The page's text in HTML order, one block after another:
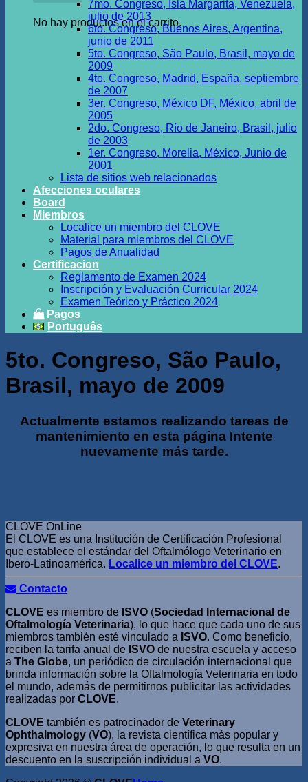
No hay productos en el carrito.
7mo. Congreso, Isla Margarita, Venezuela,
julio de 2013
6to. Congreso, Buenos Aires, Argentina,
junio de 2011
5to. Congreso, São Paulo, Brasil, mayo de
2009
4to. Congreso, Madrid, España, septiembre
de 2007
3er. Congreso, México DF, México, abril de
2005
2do. Congreso, Río de Janeiro, Brasil, julio
de 2003
1er. Congreso, Morelia, México, Junio de
2001
Lista de sitios web relacionados
Afecciones oculares
Board
Miembros
Localice un miembro del CLOVE
Material para miembros del CLOVE
Pagos de Anualidad
Certificacion
Reglamento de Examen 2024
Inscripción y Evaluación Curricular 2024
Examen Teórico y Práctico 2024
Pagos
Português
5to. Congreso, São Paulo,
Brasil, mayo de 2009
Actualmente estamos realizando tareas de
mantenimiento en esta página Intente
nuevamente más tarde.
CLOVE OnLine
El CLOVE es una Institución de Certificación Profesional
que establece el estándar del Oftalmólogo Veterinario en
Ibero-Latinoamérica. Localice un miembro del CLOVE.
Contacto
CLOVE es miembro de ISVO (Sociedad Internacional de
Oftalmología Veterinaria), lo que hace que cada uno de sus
miembros también esté vinculado a ISVO. Como beneficio,
reciben la tarifa anual de ISVO de nuestra escuela y acceso
a The Globe, un periódico de circulación internacional que
brinda información sobre la Oftalmología Veterinaria en todo
el mundo, además de permitirnos publicitar las actividades
realizadas por CLOVE.
CLOVE también es patrocinador de Veterinary
Ophthalmology (VO), la revista científica más popular y
expresiva en nuestra área de operación, lo que resulta en un
descuento en la suscripción individual a VO.